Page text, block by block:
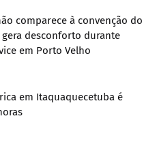
comparece à convenção do
gera desconforto durante
em Porto Velho
em Itaquaquecetuba é